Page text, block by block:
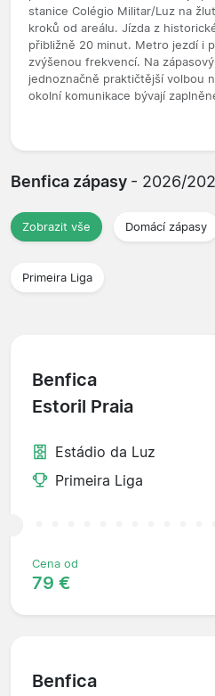
stanice Colégio Militar/Luz na
kroků od areálu. Jízda z
přibližně 20 minut. Metro jezdí i
zvýšenou frekvencí. Na
jednoznačně praktičtější volbou
okolní komunikace bývají
Benfica zápasy - 2026/
Zobrazit vše Domácí zápasy
Primeira Liga
Benfica
Estoril Praia
Estádio da Luz
Primeira Liga
Cena od
79 €
Benfica